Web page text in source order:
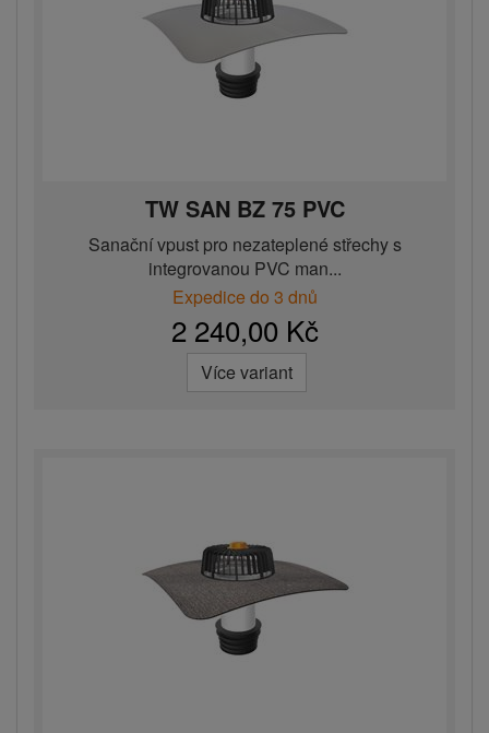
TW SAN BZ 75 PVC
Sanační vpust pro nezateplené střechy s
integrovanou PVC man...
Expedice do 3 dnů
2 240,00 Kč
Více variant